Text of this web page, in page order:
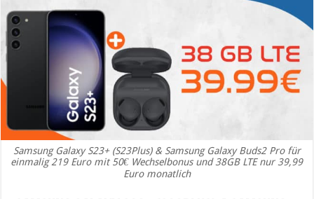
Samsung Galaxy S23+ (S23Plus) & Samsung Galaxy Buds2 Pro für
einmalig 219 Euro mit 50€ Wechselbonus und 38GB LTE nur 39,99
Euro monatlich